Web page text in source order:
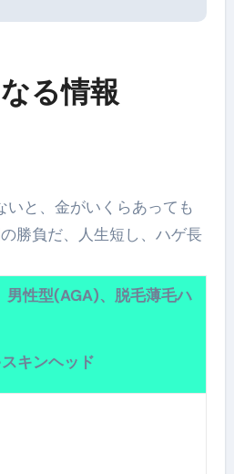
る情報
いと、金がいくらあっても
勝負だ、人生短し、ハゲ長
男性型(AGA)、脱毛薄毛ハ
キンヘッド